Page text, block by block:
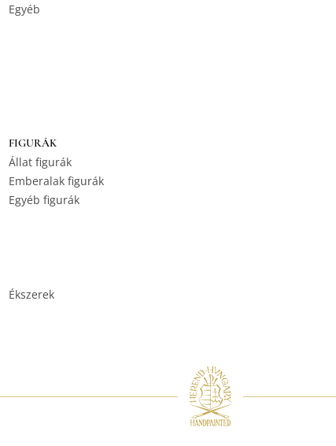
Egyéb
FIGURÁK
Állat figurák
Emberalak figurák
Egyéb figurák
Ékszerek